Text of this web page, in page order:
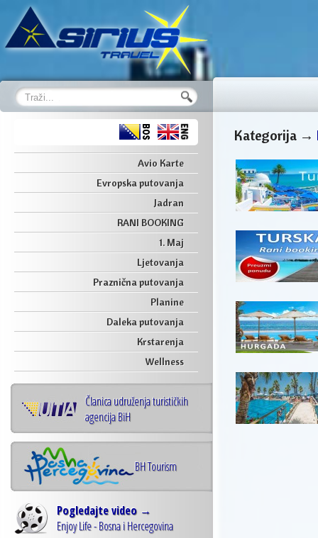
Avio Karte
Evropska putovanja
Jadran
RANI BOOKING
1. Maj
Ljetovanja
Praznična putovanja
Planine
Daleka putovanja
Krstarenja
Wellness
Članica udruženja turističkih
agencija BiH
BH Tourism
Pogledajte video →
Enjoy Life - Bosna i Hercegovina
Kategorija →